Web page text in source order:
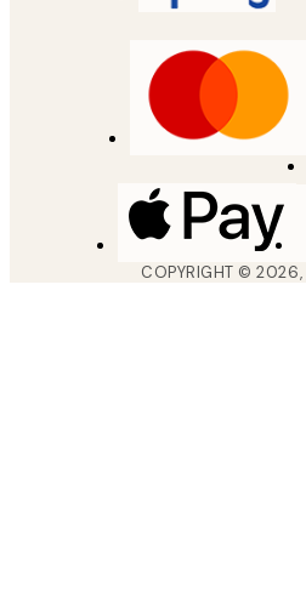
COPYRIGHT ©2026,